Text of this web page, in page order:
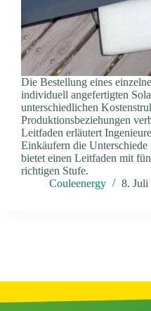
Die Bestellung eines
individuell angefertigten
unterschiedlichen
Produktionsbeziehungen
Leitfaden erläutert
Einkäufern die
bietet einen Leitfaden mit
richtigen Stufe.
Couleenergy
8. Juli